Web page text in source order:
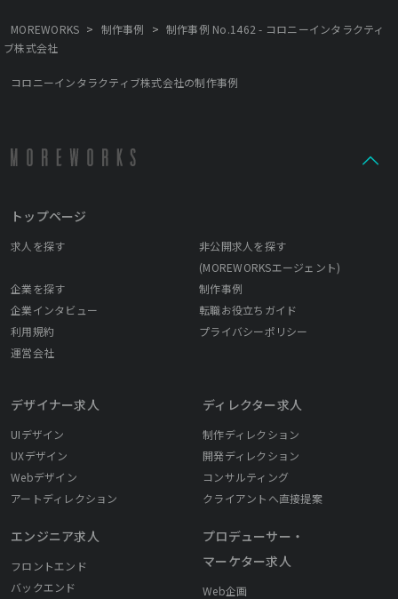
MOREWORKS > 制作事例 > 制作事例 No.1462 - コロニーインタラクティ
ブ株式会社
コロニーインタラクティブ株式会社の制作事例
トップページ
求人を探す
非公開求人を探す
(MOREWORKSエージェント)
企業を探す
制作事例
企業インタビュー
転職お役立ちガイド
利用規約
プライバシーポリシー
運営会社
デザイナー求人
UIデザイン
UXデザイン
Webデザイン
アートディレクション
エンジニア求人
フロントエンド
バックエンド
ディレクター求人
制作ディレクション
開発ディレクション
コンサルティング
クライアントへ直接提案
プロデューサー・
マーケター求人
Web企画